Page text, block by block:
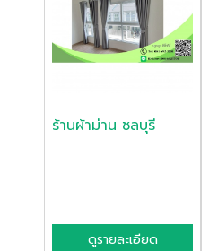
ร้านผ้าม่าน ชลบุรี
ดูรายละเอียด